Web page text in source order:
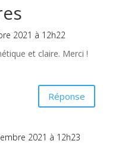
2021 à 12h22
et claire. Merci !
Réponse
2021 à 12h23